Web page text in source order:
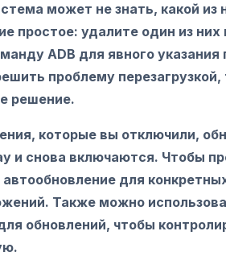
может не знать, какой из
простое: удалите один из них
ADB для явного указания
проблему перезагрузкой,
решение.
которые вы отключили,
и снова включаются. Чтобы
для
Также можно
обновлений, чтобы